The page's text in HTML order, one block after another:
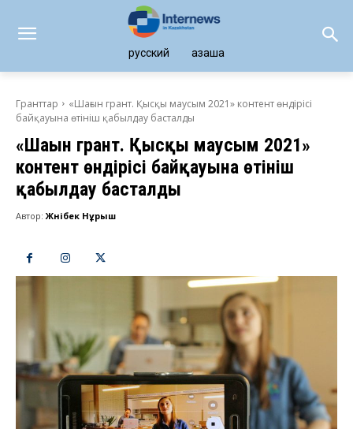
русский қазақша
Гранттар
«Шағын грант. Қысқы маусым 2021» контент өндірісі
байқауына өтініш қабылдау басталды
«Шағын грант. Қысқы маусым 2021»
контент өндірісі байқауына өтініш
қабылдау басталды
Автор: Жәнібек Нұрыш